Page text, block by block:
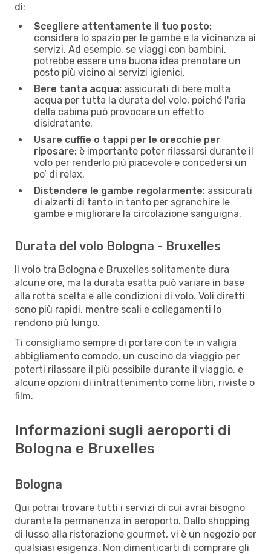
di:
Scegliere attentamente il tuo posto:
considera lo spazio per le gambe e la vicinanza ai
servizi. Ad esempio, se viaggi con bambini,
potrebbe essere una buona idea prenotare un
posto più vicino ai servizi igienici.
Bere tanta acqua: assicurati di bere molta
acqua per tutta la durata del volo, poiché l'aria
della cabina può provocare un effetto
disidratante.
Usare cuffie o tappi per le orecchie per
riposare: è importante poter rilassarsi durante il
volo per renderlo piú piacevole e concedersi un
po’ di relax.
Distendere le gambe regolarmente: assicurati
di alzarti di tanto in tanto per sgranchire le
gambe e migliorare la circolazione sanguigna.
Durata del volo Bologna - Bruxelles
Il volo tra Bologna e Bruxelles solitamente dura
alcune ore, ma la durata esatta può variare in base
alla rotta scelta e alle condizioni di volo. Voli diretti
sono più rapidi, mentre scali e collegamenti lo
rendono più lungo.
Ti consigliamo sempre di portare con te in valigia
abbigliamento comodo, un cuscino da viaggio per
poterti rilassare il più possibile durante il viaggio, e
alcune opzioni di intrattenimento come libri, riviste o
film.
Informazioni sugli aeroporti di
Bologna e Bruxelles
Bologna
Qui potrai trovare tutti i servizi di cui avrai bisogno
durante la permanenza in aeroporto. Dallo shopping
di lusso alla ristorazione gourmet, vi è un negozio per
qualsiasi esigenza. Non dimenticarti di comprare gli